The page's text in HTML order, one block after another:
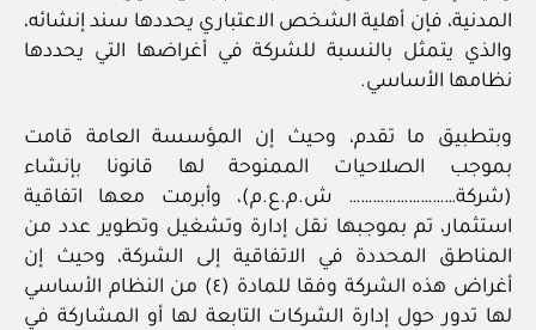
المدنية، فإن أهلية الشخص الاعتباري يحددها سند إنشائه،
والذي يتمثل بالنسبة للشركة في أغراضها التي يحددها
نظامها الأساسي.
وبتطبيق ما تقدم، وحيث إن المؤسسة العامة قامت
بموجب الصلاحيات الممنوحة لها قانونا بإنشاء
(شركة……………………… ش.م.ع.م)، وأبرمت معها اتفاقية
استثمار، تم بموجبها نقل إدارة وتشغيل وتطوير عدد من
المناطق المحددة في الاتفاقية إلى الشركة، وحيث إن
أغراض هذه الشركة وفقا للمادة (٤) من النظام الأساسي
لها تدور حول إدارة الشركات التابعة لها أو المشاركة في